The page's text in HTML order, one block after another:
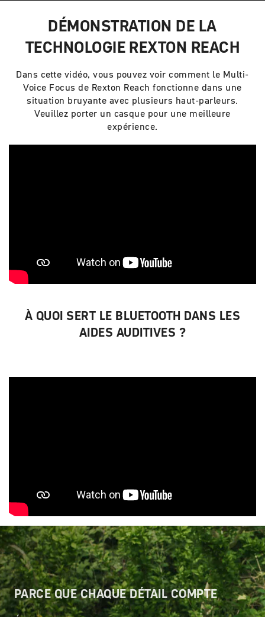
DÉMONSTRATION DE LA
TECHNOLOGIE REXTON REACH
Dans cette vidéo, vous pouvez voir comment le Multi-
Voice Focus de Rexton Reach fonctionne dans une
situation bruyante avec plusieurs haut-parleurs.
Veuillez porter un casque pour une meilleure
expérience.
À QUOI SERT LE BLUETOOTH DANS LES
AIDES AUDITIVES ?
PARCE QUE CHAQUE DÉTAIL COMPTE